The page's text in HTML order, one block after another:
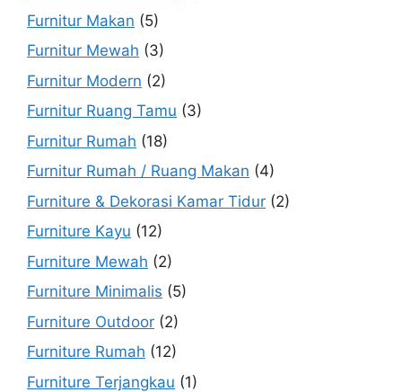
Furnitur Makan (5)
Furnitur Mewah (3)
Furnitur Modern (2)
Furnitur Ruang Tamu (3)
Furnitur Rumah (18)
Furnitur Rumah / Ruang Makan (4)
Furniture & Dekorasi Kamar Tidur (2)
Furniture Kayu (12)
Furniture Mewah (2)
Furniture Minimalis (5)
Furniture Outdoor (2)
Furniture Rumah (12)
Furniture Terjangkau (1)